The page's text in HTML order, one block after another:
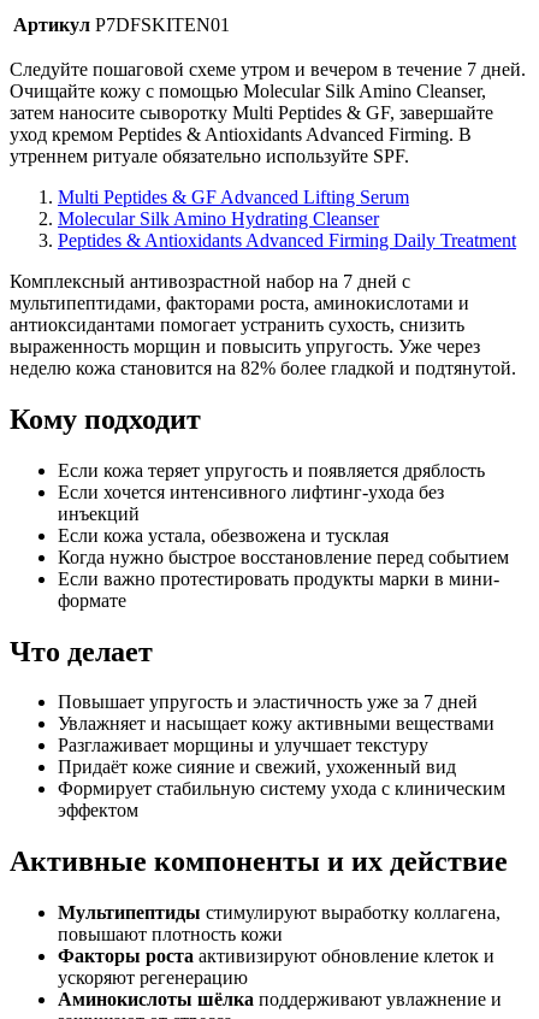
Артикул P7DFSKITEN01
Следуйте пошаговой схеме утром и вечером в течение 7 дней.
Очищайте кожу с помощью Molecular Silk Amino Cleanser,
затем наносите сыворотку Multi Peptides & GF, завершайте
уход кремом Peptides & Antioxidants Advanced Firming. В
утреннем ритуале обязательно используйте SPF.
Multi Peptides & GF Advanced Lifting Serum
Molecular Silk Amino Hydrating Cleanser
Peptides & Antioxidants Advanced Firming Daily Treatment
Комплексный антивозрастной набор на 7 дней с
мультипептидами, факторами роста, аминокислотами и
антиоксидантами помогает устранить сухость, снизить
выраженность морщин и повысить упругость. Уже через
неделю кожа становится на 82% более гладкой и подтянутой.
Кому подходит
Если кожа теряет упругость и появляется дряблость
Если хочется интенсивного лифтинг-ухода без
инъекций
Если кожа устала, обезвожена и тусклая
Когда нужно быстрое восстановление перед событием
Если важно протестировать продукты марки в мини-
формате
Что делает
Повышает упругость и эластичность уже за 7 дней
Увлажняет и насыщает кожу активными веществами
Разглаживает морщины и улучшает текстуру
Придаёт коже сияние и свежий, ухоженный вид
Формирует стабильную систему ухода с клиническим
эффектом
Активные компоненты и их действие
Мультипептиды стимулируют выработку коллагена,
повышают плотность кожи
Факторы роста активизируют обновление клеток и
ускоряют регенерацию
Аминокислоты шёлка поддерживают увлажнение и